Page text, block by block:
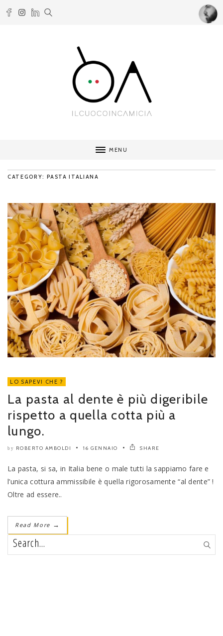
MENU
CATEGORY: PASTA ITALIANA
LO SAPEVI CHE ?
La pasta al dente è più digeribile
rispetto a quella cotta più a
lungo.
by ROBERTO AMBOLDI 16 GENNAIO SHARE
La pasta, si sa, in Italia bene o male tutti la sappiamo fare e
l’unica cottura ammissibile è quella rigorosamente “al dente” !
Oltre ad essere..
Read More →